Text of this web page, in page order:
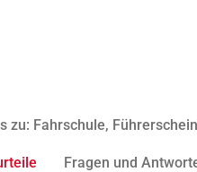
zu: Fahrschule,
Fragen und